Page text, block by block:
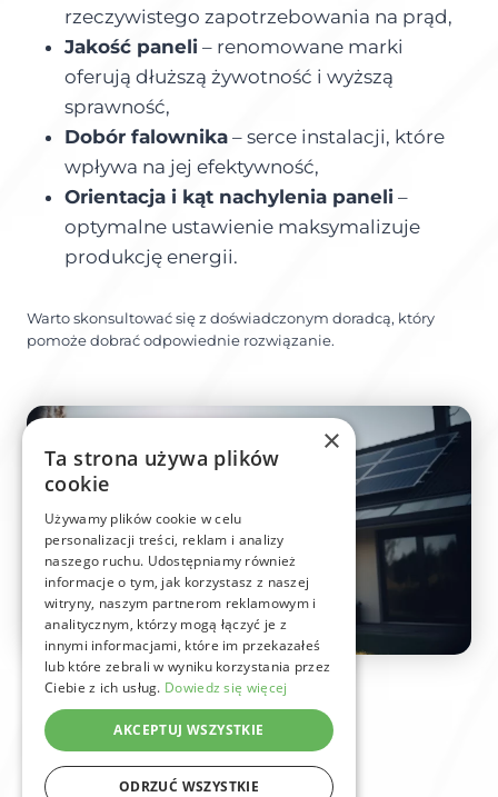
rzeczywistego zapotrzebowania na prąd,
Jakość paneli – renomowane marki
oferują dłuższą żywotność i wyższą
sprawność,
Dobór falownika – serce instalacji, które
wpływa na jej efektywność,
Orientacja i kąt nachylenia paneli –
optymalne ustawienie maksymalizuje
produkcję energii.
Warto skonsultować się z doświadczonym doradcą, który
pomoże dobrać odpowiednie rozwiązanie.
×
Ta strona używa plików
cookie
Używamy plików cookie w celu
personalizacji treści, reklam i analizy
naszego ruchu. Udostępniamy również
informacje o tym, jak korzystasz z naszej
witryny, naszym partnerom reklamowym i
analitycznym, którzy mogą łączyć je z
innymi informacjami, które im przekazałeś
lub które zebrali w wyniku korzystania przez
Ciebie z ich usług. Dowiedz się więcej
AKCEPTUJ WSZYSTKIE
ODRZUĆ WSZYSTKIE